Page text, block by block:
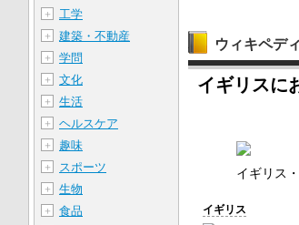
ウィキペデ
イギリスに
イギリス・
イギリス
＋ 工学
＋ 建築・不動産
＋ 学問
＋ 文化
＋ 生活
＋ ヘルスケア
＋ 趣味
＋ スポーツ
＋ 生物
＋ 食品